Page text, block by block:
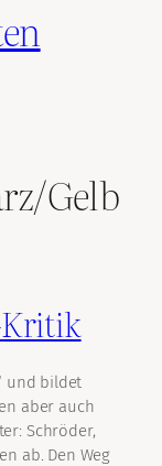
Gelb
und bildet
aber auch
Schröder,
ab. Den Weg